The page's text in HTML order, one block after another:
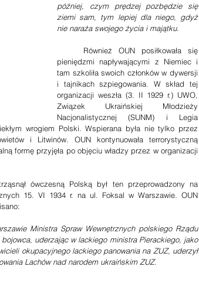
później, czym prędzej pozbędzie się
ziemi sam, tym lepiej dla niego, gdyż
nie naraża swojego życia i majątku.
Również OUN posiłkowała się
pieniędzmi napływającymi z Niemiec i
tam szkoliła swoich członków w dywersji
i tajnikach szpiegowania. W skład tej
organizacji weszła (3. II 1929 r.) UWO,
Związek Ukraińskiej Młodzieży
Nacjonalistycznej (SUNM) i Legia
wrogiem Polski. Wspierana była nie tylko przez
i Litwinów. OUN kontynuowała terrorystyczną
formę przyjęła po objęciu władzy przez w organizacji
ówczesną Polską był ten przeprowadzony na
15. VI 1934 r. na ul. Foksal w Warszawie. OUN
Ministra Spraw Wewnętrznych polskiego Rządu
uderzając w lackiego ministra Pierackiego, jako
okupacyjnego lackiego panowania na ZUZ, uderzył
Lachów nad narodem ukraińskim ZUZ.